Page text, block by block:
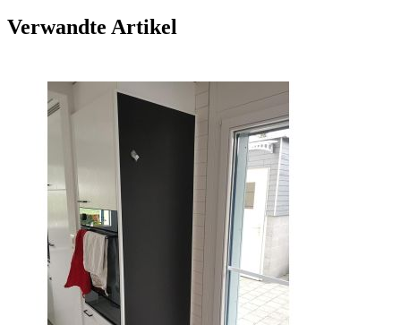
Verwandte Artikel